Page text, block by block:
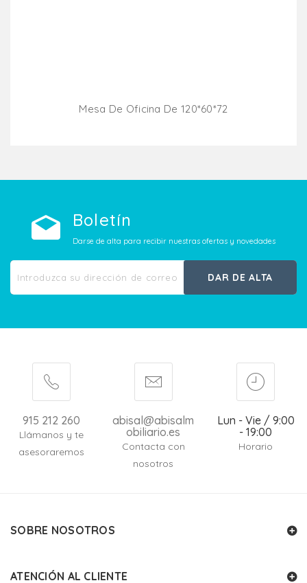
Mesa De Oficina De 120*60*72
Boletín
Darse de alta para recibir nuestras ofertas y novedades
DAR DE ALTA
915 212 260
Llámanos y te
asesoraremos
abisal@abisalm
obiliario.es
Contacta con
nosotros
Lun - Vie / 9:00
- 19:00
Horario
SOBRE NOSOTROS
ATENCIÓN AL CLIENTE